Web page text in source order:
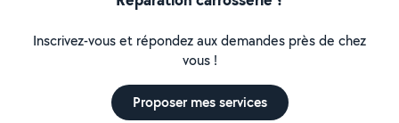
Inscrivez-vous et répondez aux demandes près de chez
vous !
Proposer mes services